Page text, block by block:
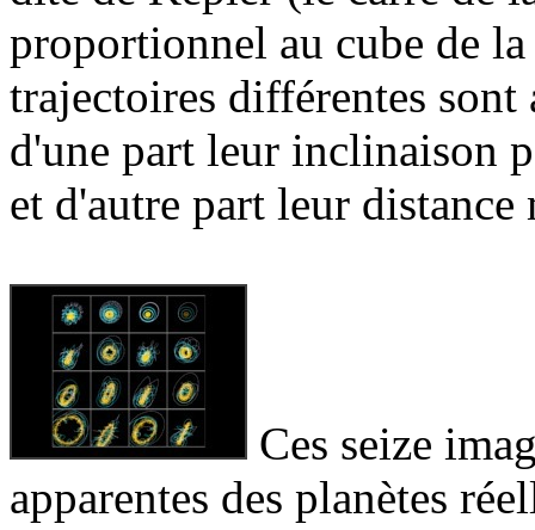
proportionnel au cube de
trajectoires différentes
d'une part leur inclinaison
et d'autre part leur
Ces seize
apparentes des planètes